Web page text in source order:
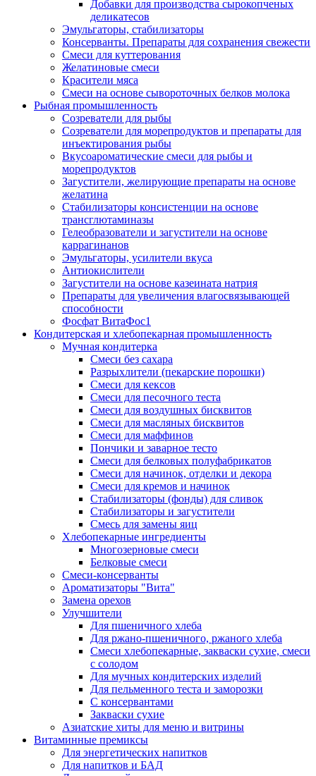
Добавки для производства сырокопченых
деликатесов
Эмульгаторы, стабилизаторы
Консерванты. Препараты для сохранения свежести
Смеси для куттерования
Желатиновые смеси
Красители мяса
Смеси на основе сывороточных белков молока
Рыбная промышленность
Созреватели для рыбы
Созреватели для морепродуктов и препараты для
инъектирования рыбы
Вкусоароматические смеси для рыбы и
морепродуктов
Загустители, желирующие препараты на основе
желатина
Стабилизаторы консистенции на основе
трансглютаминазы
Гелеобразователи и загустители на основе
каррагинанов
Эмульгаторы, усилители вкуса
Антиокислители
Загустители на основе казеината натрия
Препараты для увеличения влагосвязывающей
способности
Фосфат ВитаФос1
Кондитерская и хлебопекарная промышленность
Мучная кондитерка
Смеси без сахара
Разрыхлители (пекарские порошки)
Смеси для кексов
Смеси для песочного теста
Смеси для воздушных бисквитов
Смеси для масляных бисквитов
Смеси для маффинов
Пончики и заварное тесто
Cмеси для белковых полуфабрикатов
Смеси для начинок, отделки и декора
Смеси для кремов и начинок
Стабилизаторы (фонды) для сливок
Стабилизаторы и загустители
Смесь для замены яиц
Хлебопекарные ингредиенты
Многозерновые смеси
Белковые смеси
Смеси-консерванты
Ароматизаторы "Вита"
Замена орехов
Улучшители
Для пшеничного хлеба
Для ржано-пшеничного, ржаного хлеба
Смеси хлебопекарные, закваски сухие, смеси
с солодом
Для мучных кондитерских изделий
Для пельменного теста и заморозки
С консервантами
Закваски сухие
Азиатские хиты для меню и витрины
Витаминные премиксы
Для энергетических напитков
Для напитков и БАД